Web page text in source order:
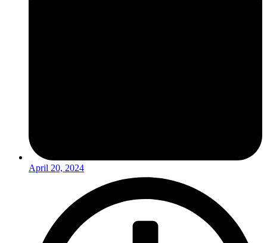
April 20, 2024